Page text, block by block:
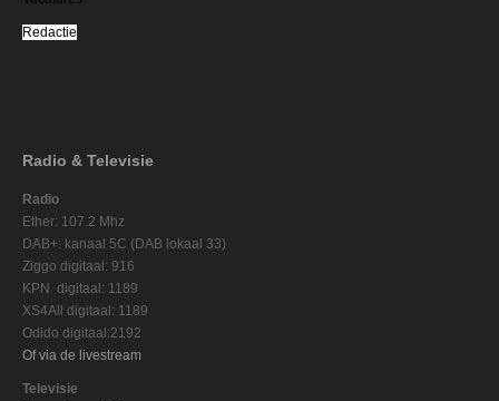
Redactie
Radio & Televisie
Radio
Ether: 107.2 Mhz
DAB+: kanaal 5C (DAB lokaal 33)
Ziggo digitaal: 916
KPN digitaal: 1189
XS4All digitaal: 1189
Odido digitaal:2192
Of via de livestream
Televisie